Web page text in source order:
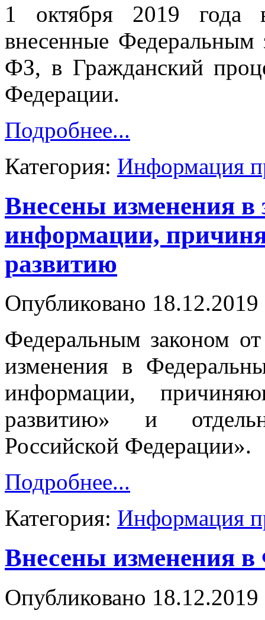
1 октября 2019 года
внесенные
ФЗ, в Гражданский
Федерации.
Подробнее...
Категория: Информация
Внесены изменения в
информации,
развитию
Опубликовано 18.12.2019
Федеральным законом
изменения в
информации,
развитию» и
Российской Федерации».
Подробнее...
Категория: Информация
Внесены изменения
Опубликовано 18.12.2019